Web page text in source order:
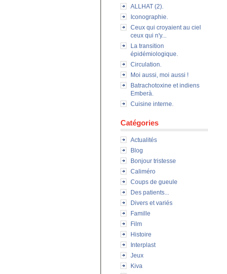
ALLHAT (2).
Iconographie.
Ceux qui croyaient au ciel
ceux qui n'y...
La transition
épidémiologique.
Circulation.
Moi aussi, moi aussi !
Batrachotoxine et indiens
Emberà.
Cuisine interne.
Catégories
Actualités
Blog
Bonjour tristesse
Caliméro
Coups de gueule
Des patients...
Divers et variés
Famille
Film
Histoire
Interplast
Jeux
Kiva